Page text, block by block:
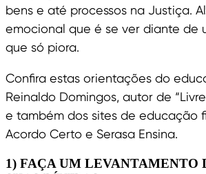
bens e até processos na Justiça.
emocional que é se ver diante de
que só piora.
Confira estas orientações do
Reinaldo Domingos, autor de
e também dos sites de educação
Acordo Certo e Serasa Ensina.
1) FAÇA UM LEVANTAMENTO